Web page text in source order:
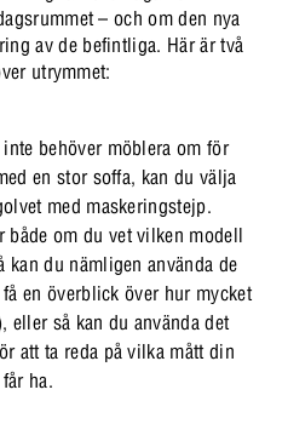
– och om den nya
av de befintliga. Här är två
utrymmet:
behöver möblera om för
en stor soffa, kan du välja
med maskeringstejp.
både om du vet vilken modell
kan du nämligen använda de
en överblick över hur mycket
eller så kan du använda det
att ta reda på vilka mått din
ha.